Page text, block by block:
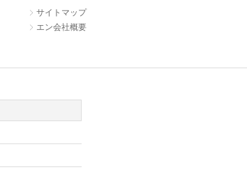
サイトマップ
エン会社概要